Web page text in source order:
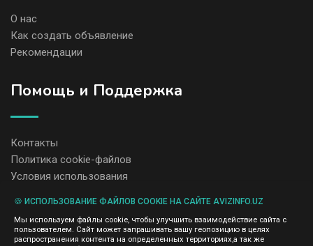
О нас
Как создать объявление
Рекомендации
Помощь и Поддержка
Контакты
Политика cookie-файлов
Условия использования
содержание размещенных объявлений.
Мы ценим конфиденциальность наших пользователей. Мы не
передаем и не продаем личную информацию зарегистрированных
🍪 ИСПОЛЬЗОВАНИЕ ФАЙЛОВ COOKIE НА САЙТЕ AVIZINFO.UZ
Мы используем файлы cookie, чтобы улучшить взаимодействие сайта с
пользователем. Сайт может запрашивать вашу геопозицию в целях
распространения контента на определенных территориях,а так же